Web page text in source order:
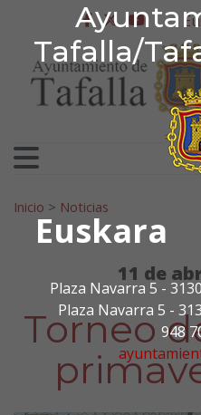
Tafalla/
Euskara
Plaza Navarra 5 -
Plaza Navarra 5 -
948
Ir al contenidofacebook
twitter
Search for:
Inicio > Noticias
11 de
Torneo